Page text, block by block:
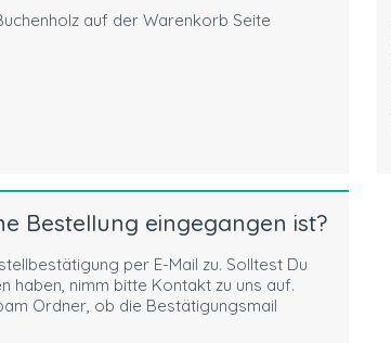
auf der Warenkorb Seite
Bestellung eingegangen ist?
per E-Mail zu. Solltest Du
haben, nimm bitte Kontakt zu uns auf.
Ordner, ob die Bestätigungsmail